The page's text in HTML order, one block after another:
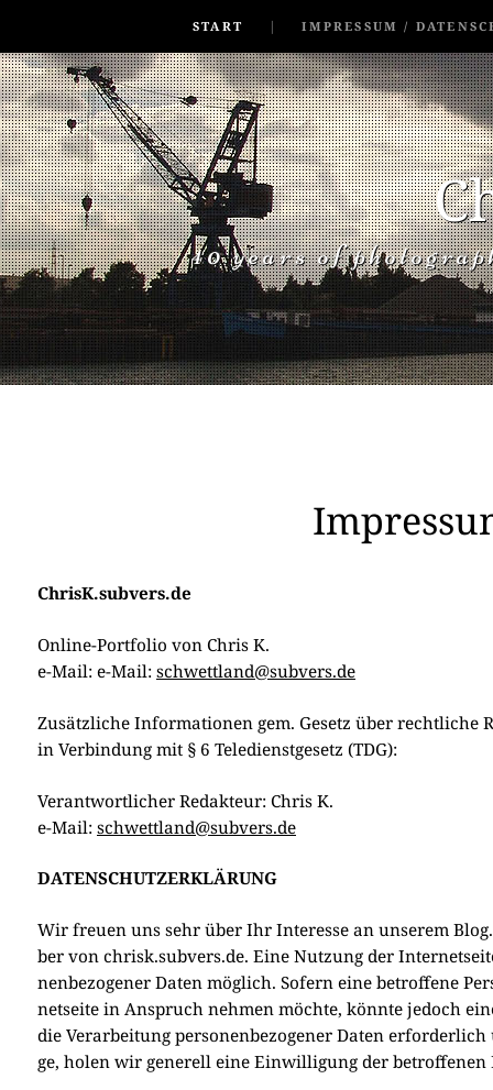
START
IMPRESSUM /
40 years of
ChrisK.subvers.de
Online-Port­fo­lio von Chris K.
e-Mail: e-Mail: schwettland@subvers.de
Zusätz­li­che Infor­ma­tio­nen gem. Gesetz über recht­li­che
in Ver­bin­dung mit § 6 Tel­e­dienst­ge­setz (TDG):
Ver­ant­wort­li­cher Redak­teur: Chris K.
e-Mail: schwettland@subvers.de
DATENSCHUTZERKLÄRUNG
Wir freu­en uns sehr über Ihr Inter­es­se an unse­rem
ber von chrisk.subvers.de. Eine Nut­zung der
nen­be­zo­ge­ner Daten mög­lich. Sofern eine betrof­fe­ne
net­sei­te in Anspruch neh­men möch­te, könn­te jedoch
die Ver­ar­bei­tung per­so­nen­be­zo­ge­ner Daten
ge, holen wir gene­rell eine Ein­wil­li­gung der betrof­fe­nen